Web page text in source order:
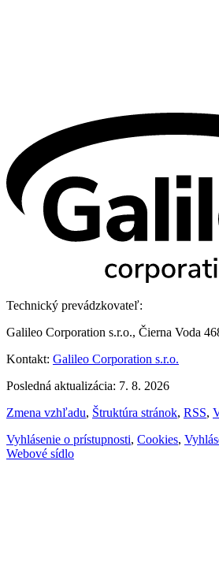
Technický prevádzkovateľ:
Galileo Corporation s.r.o., Čierna Voda
Kontakt: Galileo Corporation s.r.o.
Posledná aktualizácia: 7. 8. 2026
Zmena vzhľadu, Štruktúra stránok, RSS,
Vyhlásenie o prístupnosti, Cookies,
Webové sídlo